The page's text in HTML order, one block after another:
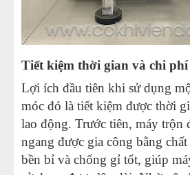
Tiết kiệm thời gian và chi phí
Lợi ích đầu tiên khi sử dụng
móc đó là tiết kiệm được thời
lao động. Trước tiên, máy trộn
ngang được gia công bằng
bền bỉ và chống gỉ tốt, giúp